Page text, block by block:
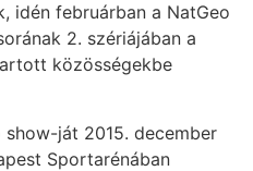
idén februárban a NatGeo
2. szériájában a
közösségekbe
ját 2015. december
Sportarénában